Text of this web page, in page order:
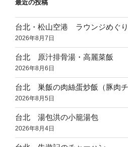
最近の投稿
台北・松山空港 ラウンジめぐり
2026年8月7日
台北 原汁排骨湯・高麗菜飯
2026年8月6日
台北 巣飯の肉絲蛋炒飯（豚肉チ
2026年8月5日
台北 湯包洪の小籠湯包
2026年8月4日